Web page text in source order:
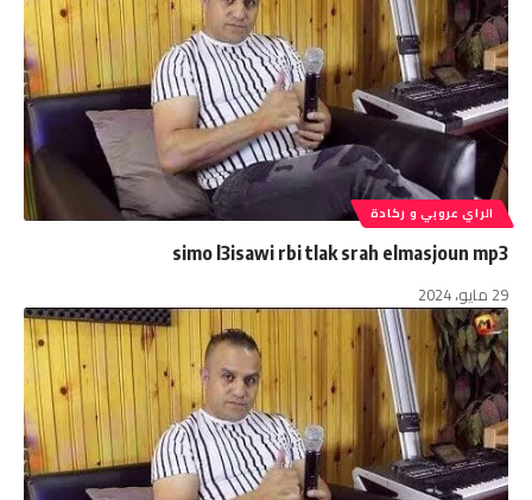
الراي عروبي و ركادة
simo l3isawi rbi tlak srah elmasjoun mp3
29 مايو، 2024